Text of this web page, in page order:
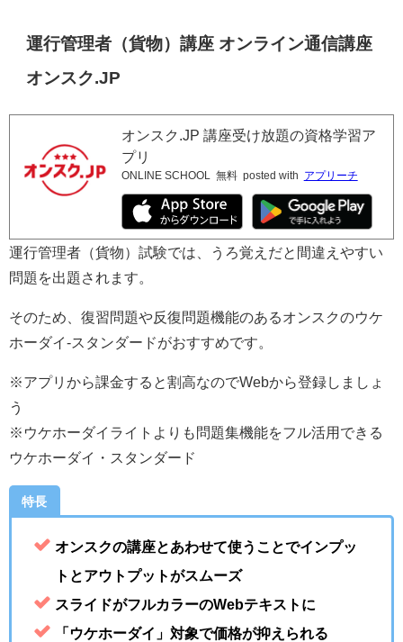
運行管理者（貨物）講座 オンライン通信講座
オンスク.JP
オンスク.JP 講座受け放題の資格学習ア
プリ
ONLINE SCHOOL 無料 posted with アプリーチ
運行管理者（貨物）試験では、うろ覚えだと間違えやすい
問題を出題されます。
そのため、復習問題や反復問題機能のあるオンスクのウケ
ホーダイ-スタンダードがおすすめです。
※アプリから課金すると割高なのでWebから登録しましょ
う
※ウケホーダイライトよりも問題集機能をフル活用できる
ウケホーダイ・スタンダード
特長
オンスクの講座とあわせて使うことでインプッ
トとアウトプットがスムーズ
スライドがフルカラーのWebテキストに
「ウケホーダイ」対象で価格が抑えられる